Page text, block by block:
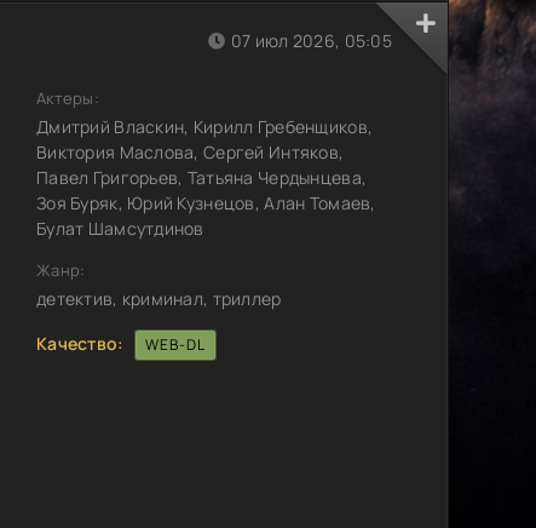
07 июл 2026, 05:05
Актеры:
Дмитрий Власкин, Кирилл Гребенщиков,
Виктория Маслова, Сергей Интяков,
Павел Григорьев, Татьяна Чердынцева,
Зоя Буряк, Юрий Кузнецов, Алан Томаев,
Булат Шамсутдинов
Жанр:
детектив, криминал, триллер
Качество:
WEB-DL